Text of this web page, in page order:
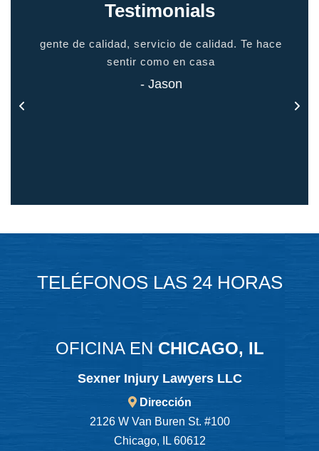
Testimonials
gente de calidad, servicio de calidad. Te hace
sentir como en casa
- Jason
TELÉFONOS LAS 24 HORAS
OFICINA EN CHICAGO, IL
Sexner Injury Lawyers LLC
Dirección
2126 W Van Buren St. #100
Chicago, IL 60612